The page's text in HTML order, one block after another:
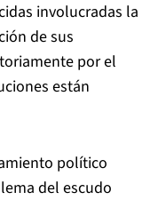
involucradas la
de sus
por el
están
político
del escudo